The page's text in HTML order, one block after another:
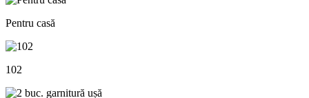
Pentru casă
102